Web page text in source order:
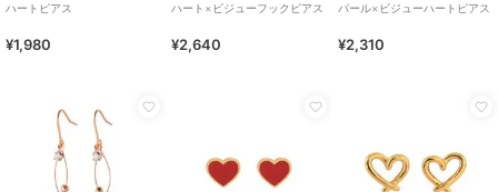
ハートピアス
¥1,980
ハート×ビジューフックピアス
¥2,640
パール×ビジューハートピアス
¥2,310